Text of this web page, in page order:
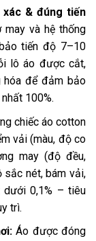
& đúng tiến
và hệ thống
tiến độ 7–10
lô áo được cắt,
hóa để đảm bảo
100%.
chiếc áo cotton
vải (màu, độ co
may (độ đều,
sắc nét, bám vải,
0,1% – tiêu
trì.
Áo được đóng